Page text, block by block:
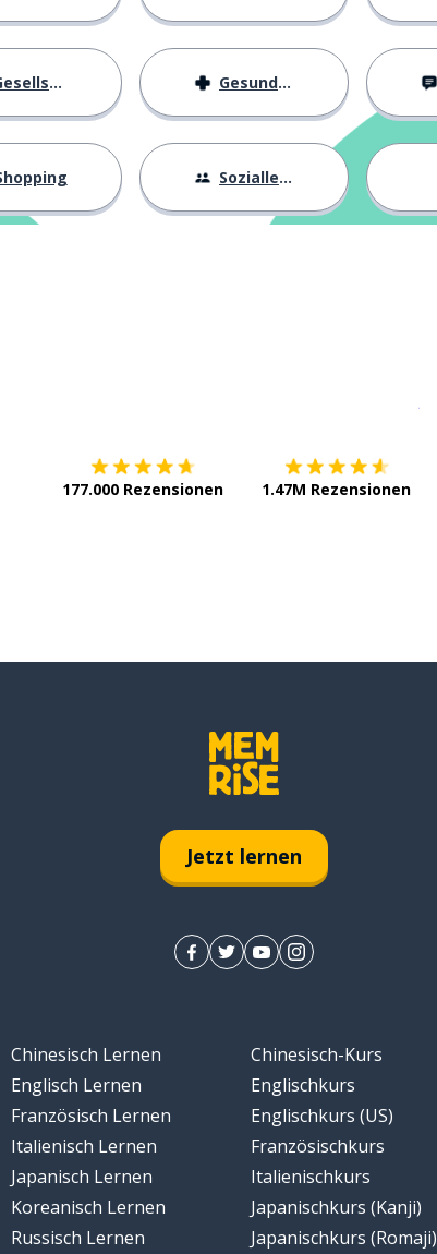
Gesundheit
Sozialleben
177.000 Rezensionen 1.47M Rezensionen
Jetzt lernen
Chinesisch Lernen
Englisch Lernen
Französisch Lernen
Italienisch Lernen
Japanisch Lernen
Koreanisch Lernen
Russisch Lernen
Chinesisch-Kurs
Englischkurs
Englischkurs (US)
Französischkurs
Italienischkurs
Japanischkurs (Kanji)
Japanischkurs (Romaji)